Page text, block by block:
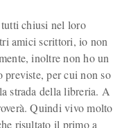
chiusi nel loro
amici scrittori, io non
inoltre non ho un
previste, per cui non so
strada della libreria. A
Quindi vivo molto
risultato il primo a